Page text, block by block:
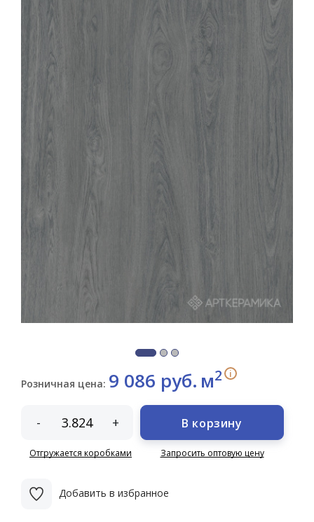
Розничная цена: 9 086 руб. м2 i
- +
Отгружается коробками
В корзину
Запросить оптовую цену
Добавить в избранное